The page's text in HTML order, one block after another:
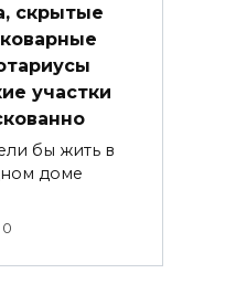
скрытые
участки
бы жить в
доме
0